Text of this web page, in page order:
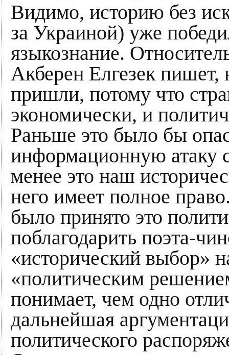
Видимо, историю без
за Украиной) уже
языкознание.
Акберен Елгезек
пришли, потому что
экономически, и
Раньше это было бы
информационную атаку
менее это наш
него имеет полное
было принято это
поблагодарить поэта-
«исторический выбор»
«политическим
понимает, чем одно
дальнейшая
политического